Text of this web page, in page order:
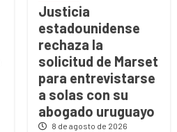
Justicia
estadounidense
rechaza la
solicitud de Marset
para entrevistarse
a solas con su
abogado uruguayo
8 de agosto de 2026